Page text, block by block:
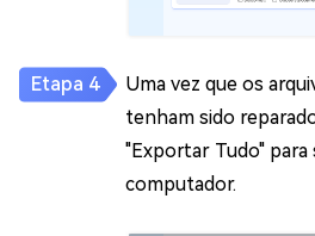
Uma vez que os
tenham sido
"Exportar Tudo" para
computador.